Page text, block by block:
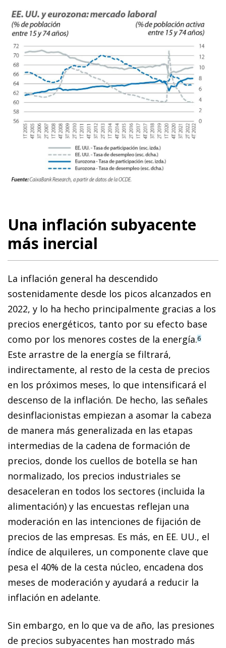
Una inflación subyacente
más inercial
La inflación general ha descendido
sostenidamente desde los picos alcanzados en
2022, y lo ha hecho principalmente gracias a los
precios energéticos, tanto por su efecto base
como por los menores costes de la energía.6
Este arrastre de la energía se filtrará,
indirectamente, al resto de la cesta de precios
en los próximos meses, lo que intensificará el
descenso de la inflación. De hecho, las señales
desinflacionistas empiezan a asomar la cabeza
de manera más generalizada en las etapas
intermedias de la cadena de formación de
precios, donde los cuellos de botella se han
normalizado, los precios industriales se
desaceleran en todos los sectores (incluida la
alimentación) y las en­­cuestas reflejan una
moderación en las intenciones de fijación de
precios de las empresas. Es más, en EE. UU., el
índice de alquileres, un componente clave que
pesa el 40% de la cesta núcleo, encadena dos
meses de moderación y ayudará a reducir la
inflación en adelante.
Sin embargo, en lo que va de año, las presiones
de precios subyacentes han mostrado más